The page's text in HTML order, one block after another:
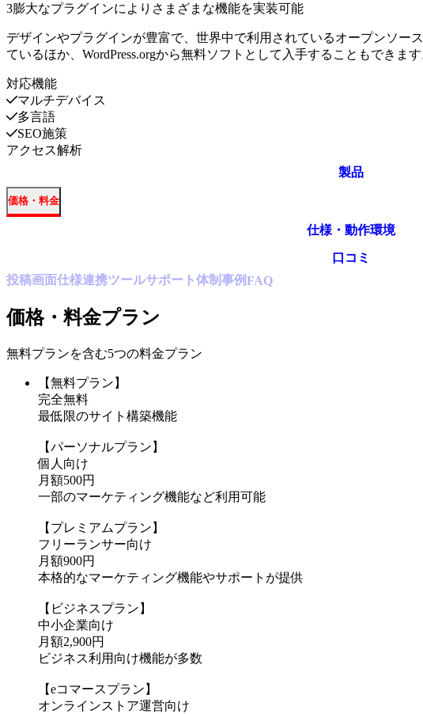
3膨大なプラグインによりさまざまな機能を実装可能
デザインやプラグインが豊富で、世界中で利用されているオープンソース
ているほか、WordPress.orgから無料ソフトとして入手することもできます
対応機能
マルチデバイス
多言語
SEO施策
アクセス解析
製品
価格・料金
仕様・動作環境
口コミ
投稿画面仕様連携ツールサポート体制 事例FAQ
価格・料金プラン
無料プランを含む5つの料金プラン
【無料プラン】
完全無料
最低限のサイト構築機能
【パーソナルプラン】
個人向け
月額500円
一部のマーケティング機能など利用可能
【プレミアムプラン】
フリーランサー向け
月額900円
本格的なマーケティング機能やサポートが提供
【ビジネスプラン】
中小企業向け
月額2,900円
ビジネス利用向け機能が多数
【eコマースプラン】
オンラインストア運営向け